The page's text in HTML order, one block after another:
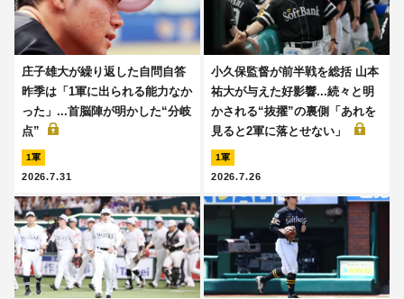
庄子雄大が繰り返した自問自答
昨季は「1軍に出られる能力なか
った」...首脳陣が明かした“分岐
点”
1軍
2026.7.31
小久保監督が前半戦を総括 山本
祐大が与えた好影響...続々と明
かされる“抜擢”の裏側「あれを
見ると2軍に落とせない」
1軍
2026.7.26